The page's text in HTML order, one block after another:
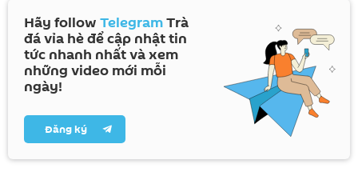
Hãy follow TelegramTrà
đá vỉa hè để cập nhật tin
tức nhanh nhất và xem
những video mới mỗi
ngày!
Đăng ký